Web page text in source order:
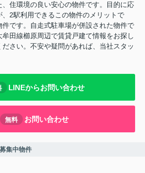
住環境の良い安心の物件です。目的に応
、2駅利用できるこの物件のメリットで
です。自走式駐車場が併設された物件で
田線櫛原周辺で賃貸戸建て情報をお探し
さい。不安や疑問があれば、当社スタッ
LINEからお問い合わせ
無料 お問い合わせ
集中物件